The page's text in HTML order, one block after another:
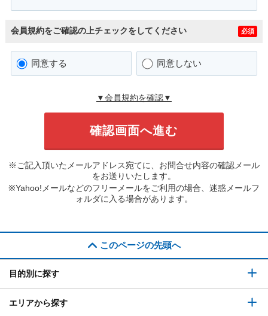
会員規約をご確認の上チェックをしてください 必須
同意する 同意しない
▼会員規約を確認▼
※ご記入頂いたメールアドレス宛てに、お問合せ内容の確認メール
をお送りいたします。
※Yahoo!メールなどのフリーメールをご利用の場合、迷惑メールフ
ォルダに入る場合があります。
このページの先頭へ
目的別に探す
エリアから探す